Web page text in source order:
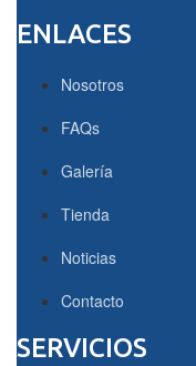
ENLACES
Nosotros
FAQs
Galería
Tienda
Noticias
Contacto
SERVICIOS